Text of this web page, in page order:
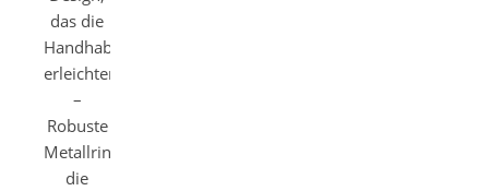
das die
Handhabung
erleichtert
–
Robuste
Metallring,
die